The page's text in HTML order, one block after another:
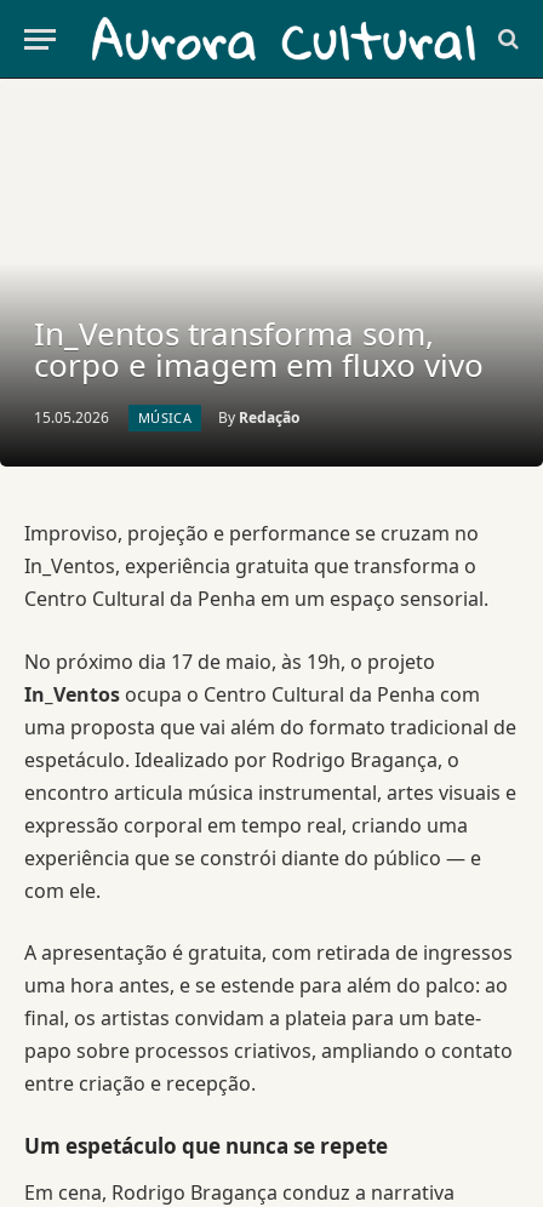
In_Ventos transforma som,
corpo e imagem em fluxo vivo
15.05.2026 MÚSICA By Redação
Improviso, projeção e performance se cruzam no
In_Ventos, experiência gratuita que transforma o
Centro Cultural da Penha em um espaço sensorial.
No próximo dia 17 de maio, às 19h, o projeto
In_Ventos ocupa o Centro Cultural da Penha com
uma proposta que vai além do formato tradicional de
espetáculo. Idealizado por Rodrigo Bragança, o
encontro articula música instrumental, artes visuais e
expressão corporal em tempo real, criando uma
experiência que se constrói diante do público — e
com ele.
A apresentação é gratuita, com retirada de ingressos
uma hora antes, e se estende para além do palco: ao
final, os artistas convidam a plateia para um bate-
papo sobre processos criativos, ampliando o contato
entre criação e recepção.
Um espetáculo que nunca se repete
Em cena, Rodrigo Bragança conduz a narrativa